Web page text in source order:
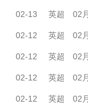
02-13 英超 02月
02-12 英超 02月
02-12 英超 02月
02-12 英超 02月
02-12 英超 02月